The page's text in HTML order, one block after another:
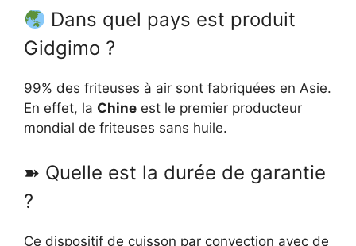
Dans quel pays est produit
Gidgimo ?
99% des friteuses à air sont fabriquées en Asie.
En effet, la Chine est le premier producteur
mondial de friteuses sans huile.
➽ Quelle est la durée de garantie
?
Ce dispositif de cuisson par convection avec de